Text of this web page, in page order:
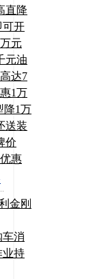
直降
可开
元
元油
达7
1万
降1万
送装
价
惠
金刚
车消
业持